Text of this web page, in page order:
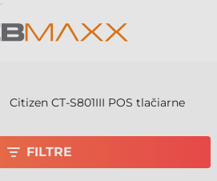
Citizen CT-S801III POS tlačiarne
FILTRE